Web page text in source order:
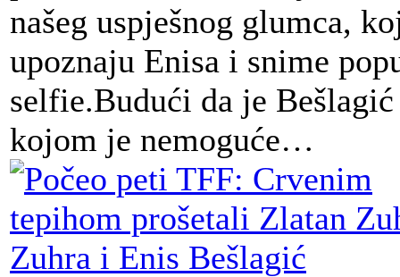
našeg uspješnog glumca,
upoznaju Enisa i snime
selfie.Budući da je Bešlagić
kojom je nemoguće…